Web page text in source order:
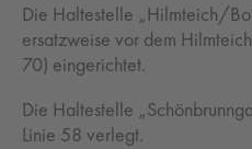
Die Haltestelle „Hilmteich/
ersatzweise vor dem
70) eingerichtet.
Die Haltestelle
Linie 58 verlegt.